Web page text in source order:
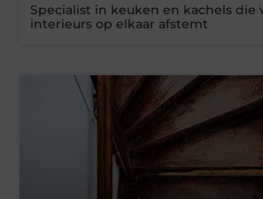
Specialist in keuken en kachels die
interieurs op elkaar afstemt